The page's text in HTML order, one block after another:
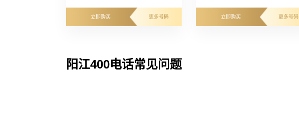
立即购买 更多号码 立即购买 更多号码
阳江400电话常见问题